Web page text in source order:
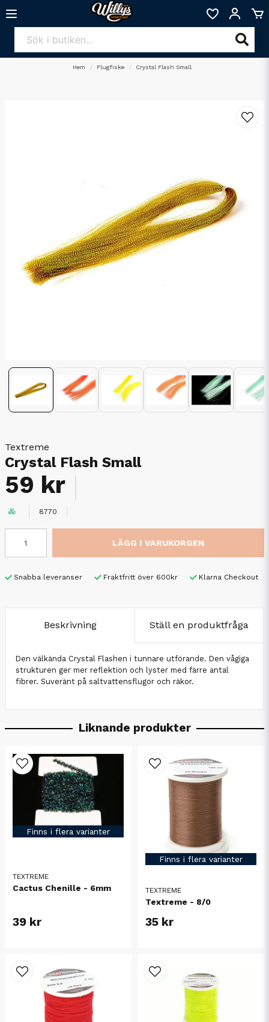
Hem Flugfiske Crystal Flash Small
Textreme
Crystal Flash Small
59 kr
8770
LÄGG I VARUKORGEN
Snabba leveranser Fraktfritt över 600kr Klarna Checkout
Beskrivning Ställ en produktfråga
Den välkända Crystal Flashen i tunnare utförande. Den vågiga
strukturen ger mer reflektion och lyster med färre antal
fibrer. Suveränt på saltvattensflugor och räkor.
Liknande produkter
Finns i flera varianter
TEXTREME
Cactus Chenille - 6mm
39 kr
Finns i flera varianter
TEXTREME
Textreme - 8/0
35 kr